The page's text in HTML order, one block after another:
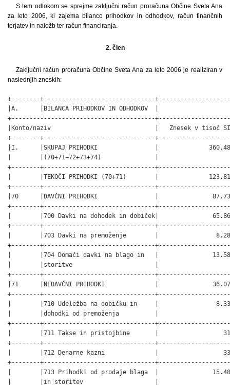
S tem odlokom se sprejme zaključni račun proračuna Občine Sveta Ana
za leto 2006, ki zajema bilanco prihodkov in odhodkov, račun finančnih
terjatev in naložb ter račun financiranja.
2. člen
Zaključni račun proračuna Občine Sveta Ana za leto 2006 je realiziran v
naslednjih zneskih:
+--------+-------------------------------+---------------------+
|A.      |BILANCA PRIHODKOV IN ODHODKOV  |                     |
+----------------------------------------+---------------------+
|Konto/naziv                             |   Znesek v tisoč SIT|
+--------+-------------------------------+---------------------+
|I.      |SKUPAJ PRIHODKI                |              360.485|
|        |(70+71+72+73+74)               |                     |
+--------+-------------------------------+---------------------+
|        |TEKOČI PRIHODKI (70+71)        |              123.813|
+--------+-------------------------------+---------------------+
|70      |DAVČNI PRIHODKI                |               87.739|
+--------+-------------------------------+---------------------+
|        |700 Davki na dohodek in dobiček|               65.868|
+--------+-------------------------------+---------------------+
|        |703 Davki na premoženje        |                8.287|
+--------+-------------------------------+---------------------+
|        |704 Domači davki na blago in   |               13.584|
|        |storitve                       |                     |
+--------+-------------------------------+---------------------+
|71      |NEDAVČNI PRIHODKI              |               36.074|
+--------+-------------------------------+---------------------+
|        |710 Udeležba na dobičku in     |                8.336|
|        |dohodki od premoženja          |                     |
+--------+-------------------------------+---------------------+
|        |711 Takse in pristojbine       |                  312|
+--------+-------------------------------+---------------------+
|        |712 Denarne kazni              |                  330|
+--------+-------------------------------+---------------------+
|        |713 Prihodki od prodaje blaga  |               15.486|
|        |in storitev                    |                     |
+--------+-------------------------------+---------------------+
|        |714 Drugi nedavčni prihodki    |               11.610|
+--------+-------------------------------+---------------------+
|72      |KAPITALSKI PRIHODKI            |                  329|
+--------+-------------------------------+---------------------+
|        |720 Prihodki od prodaje        |                    0|
|        |osnovnih sredstev              |                     |
+--------+-------------------------------+---------------------+
|        |721 Prihodki od prodaje zalog  |                    0|
+--------+-------------------------------+---------------------+
|        |722 Prihodki od prodaje        |                  329|
|        |zemljišč                       |                     |
|        |in nematerialnega premoženja   |                     |
+--------+-------------------------------+---------------------+
|73      |PREJETE DONACIJE               |                  350|
+--------+-------------------------------+---------------------+
|        |730 Prejete donacije iz domačih|                  350|
|        |virov                          |                     |
+--------+-------------------------------+---------------------+
|        |731 Prejete donacije iz tujine |                    0|
+--------+-------------------------------+---------------------+
|74      |TRANSFERNI PRIHODKI            |              235.993|
+--------+-------------------------------+---------------------+
|        |740 Transferni prihodki iz     |              235.993|
|        |drugih                         |                     |
|        |javnofinančnih institucij      |                     |
+--------+-------------------------------+---------------------+
|II.     |SKUPAJ ODHODKI (40+41+42+43)   |              444.462|
+--------+-------------------------------+---------------------+
|40      |TEKOČI ODHODKI                 |               85.368|
+--------+-------------------------------+---------------------+
|        |400 Plače in drugi izdatki     |               20.957|
|        |zaposlenim                     |                     |
+--------+-------------------------------+---------------------+
|        |401 Prispevki delodajalcev za  |                3.331|
|        |socialno varnost               |                     |
+--------+-------------------------------+---------------------+
|        |402 Izdatki za blago in        |               59.926|
|        |storitve                       |                     |
+--------+-------------------------------+---------------------+
|        |403 Plačila domačih obresti    |                  855|
+--------+-------------------------------+---------------------+
|        |409 Rezerve                    |                  300|
+--------+-------------------------------+---------------------+
|41      |TEKOČI TRANSFERI               |              110.000|
+--------+-------------------------------+---------------------+
|        |410 Subvencije                 |                5.632|
+--------+-------------------------------+---------------------+
|        |411 Transferi posameznikom     |               25.308|
|        |in gospodinjstvom              |                     |
+--------+-------------------------------+---------------------+
|        |412 Transferi neprofitnim      |                5.287|
|        |organizacijam                  |                     |
|        |in ustanovam                   |                     |
+--------+-------------------------------+---------------------+
|        |413 Drugi tekoči domači        |               73.774|
|        |transferi                      |                     |
+--------+-------------------------------+---------------------+
|42      |INVESTICIJSKI ODHKODKI         |              237.092|
+--------+-------------------------------+---------------------+
|        |420 Nakup in gradnja osnovnih  |              237.092|
|        |sredstev                       |                     |
+--------+-------------------------------+---------------------+
|43      |INVESTICIJSKI TRANSFERI        |               12.002|
+--------+-------------------------------+---------------------+
|        |431 Investicijski transferi    |                1.270|
|        |pravnim in fizičnim osebam     |                     |
+--------+-------------------------------+---------------------+
|        |432 Investicijski transferi    |               10.732|
|        |proračunskim uporabnikom       |                     |
+--------+-------------------------------+---------------------+
|III.    |PRORAČUNSKI PRIMANKLJAJ(I.-II.)|              -83.977|
|        |(PRORAČUNSKI PRESEŽEK)         |                     |
+--------+-------------------------------+---------------------+
|        |                               |                     |
+--------+-------------------------------+---------------------+
|B.      |RAČUN FINANČNIH TERJATEV IN    |                     |
|        |NALOŽB                         |                     |
+--------+-------------------------------+---------------------+
|IV.     |PREJETA VRAČILA DANIH POSOJIL  |                2.000|
|        |IN PRODAJA KAPITALSKIH DELEŽEV |                     |
|        |(750+751+752)                  |                     |
+--------+-------------------------------+---------------------+
|75      |PREJETA VRAČILA DANIH POSOJIL  |                2.000|
+--------+-------------------------------+---------------------+
|        |750 Prejeta vračila danih      |                2.000|
|        |posojil                        |                     |
+--------+-------------------------------+---------------------+
|V.      |DANA POSOILA IN POVEČANJE      |                    0|
|        |KAPITALSKIH DELEŽEV            |                     |
|        |(440+441+442)                  |                     |
+--------+-------------------------------+---------------------+
|44      |DANA POSOJILA IN POVEČANJE     |                    0|
|        |KAPITALSKIH DELEŽEV            |                     |
+--------+-------------------------------+---------------------+
|VI.     |PREJETA MINUS DANA POSOJILA IN |                2.000|
|        |SPREMEMBE KAPITALSKIH DELEŽEV  |                     |
|        |(IV.-V.) DANIH POSOJIL (I.+IV.)|                     |
|        |- (II.+V.)                     |                     |
+--------+-------------------------------+---------------------+
|VII.    |SKUPNI PRESEŽEK (PRIMANJKLJAJ) |              -81.977|
|        |PRIHODKI MINUS ODHODKI TER     |                     |
|        |SALDO PREJETIH IN DANIH POSOJIL|                     |
|        |(I.+IV)-(II.+V.)               |                     |
+--------+-------------------------------+---------------------+
|        |                               |                     |
+--------+-------------------------------+---------------------+
|C.      |RAČUN FINANCIRANJA             |                     |
+--------+-------------------------------+---------------------+
|VIII.   |ZADOLŽEVANJE (500)             |                    0|
+--------+-------------------------------+---------------------+
|50      |ZADOLŽEVANJE                   |                    0|
+--------+-------------------------------+---------------------+
|        |50 Domače zadolževanje         |                    0|
+--------+-------------------------------+---------------------+
|IX.     |ODPLAČILO DOLGA (550)          |                7.575|
+--------+-------------------------------+---------------------+
|55      |ODPLAČILO DOLGA                |                7.575|
+--------